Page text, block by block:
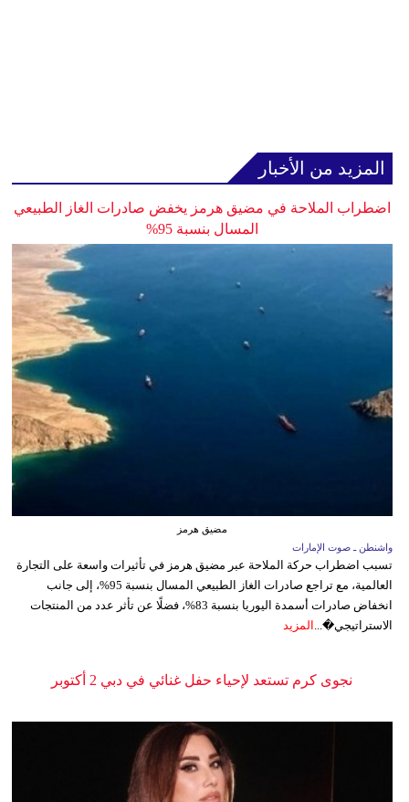
المزيد من الأخبار
اضطراب الملاحة في مضيق هرمز يخفض صادرات الغاز الطبيعي
المسال بنسبة 95%
مضيق هرمز
واشنطن ـ صوت الإمارات
تسبب اضطراب حركة الملاحة عبر مضيق هرمز في تأثيرات واسعة على التجارة
العالمية، مع تراجع صادرات الغاز الطبيعي المسال بنسبة 95%، إلى جانب
انخفاض صادرات أسمدة اليوريا بنسبة 83%، فضلًا عن تأثر عدد من المنتجات
الاستراتيجي�... المزيد
نجوى كرم تستعد لإحياء حفل غنائي في دبي 2 أكتوبر